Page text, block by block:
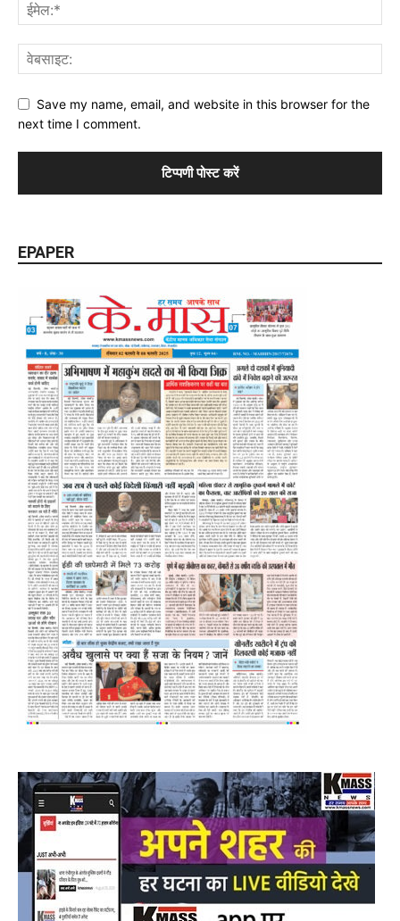
Save my name, email, and website in this browser for the
next time I comment.
EPAPER